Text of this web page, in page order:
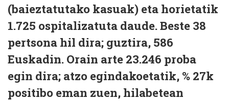
(baieztatutako kasuak) eta horietatik
1.725 ospitalizatuta daude. Beste 38
pertsona hil dira; guztira, 586
Euskadin. Orain arte 23.246 proba
egin dira; atzo egindakoetatik, % 27k
positibo eman zuen, hilabetean